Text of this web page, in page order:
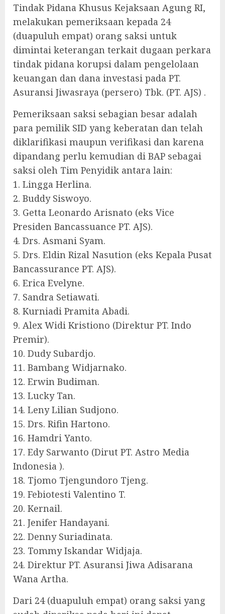
Tindak Pidana Khusus Kejaksaan Agung RI,
melakukan pemeriksaan kepada 24
(duapuluh empat) orang saksi untuk
dimintai keterangan terkait dugaan perkara
tindak pidana korupsi dalam pengelolaan
keuangan dan dana investasi pada PT.
Asuransi Jiwasraya (persero) Tbk. (PT. AJS) .
Pemeriksaan saksi sebagian besar adalah
para pemilik SID yang keberatan dan telah
diklarifikasi maupun verifikasi dan karena
dipandang perlu kemudian di BAP sebagai
saksi oleh Tim Penyidik antara lain:
1. Lingga Herlina.
2. Buddy Siswoyo.
3. Getta Leonardo Arisnato (eks Vice
Presiden Bancassuance PT. AJS).
4. Drs. Asmani Syam.
5. Drs. Eldin Rizal Nasution (eks Kepala Pusat
Bancassurance PT. AJS).
6. Erica Evelyne.
7. Sandra Setiawati.
8. Kurniadi Pramita Abadi.
9. Alex Widi Kristiono (Direktur PT. Indo
Premir).
10. Dudy Subardjo.
11. Bambang Widjarnako.
12. Erwin Budiman.
13. Lucky Tan.
14. Leny Lilian Sudjono.
15. Drs. Rifin Hartono.
16. Hamdri Yanto.
17. Edy Sarwanto (Dirut PT. Astro Media
Indonesia ).
18. Tjomo Tjengundoro Tjeng.
19. Febiotesti Valentino T.
20. Kernail.
21. Jenifer Handayani.
22. Denny Suriadinata.
23. Tommy Iskandar Widjaja.
24. Direktur PT. Asuransi Jiwa Adisarana
Wana Artha.
Dari 24 (duapuluh empat) orang saksi yang